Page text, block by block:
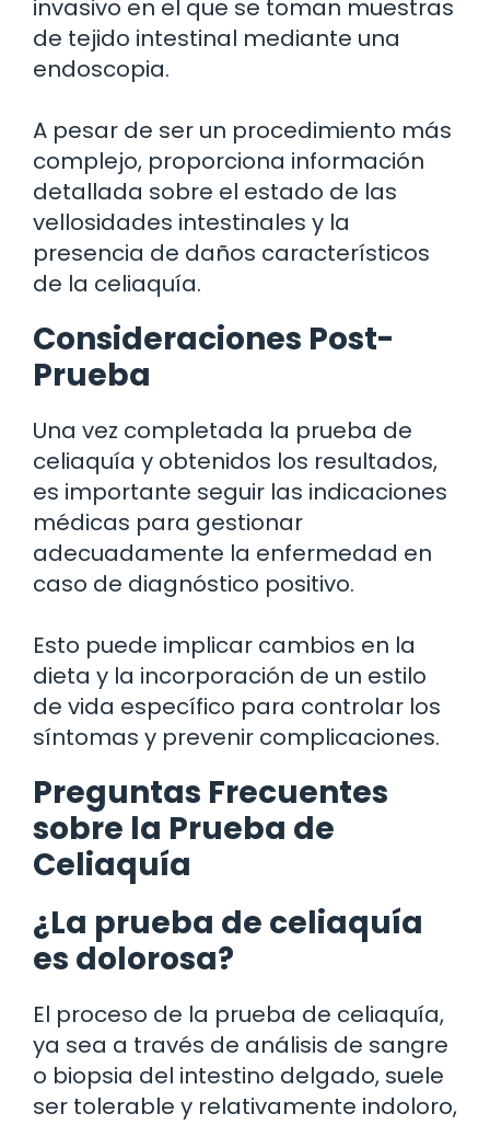
invasivo en el que se toman muestras
de tejido intestinal mediante una
endoscopia.
A pesar de ser un procedimiento más
complejo, proporciona información
detallada sobre el estado de las
vellosidades intestinales y la
presencia de daños característicos
de la celiaquía.
Consideraciones Post-
Prueba
Una vez completada la prueba de
celiaquía y obtenidos los resultados,
es importante seguir las indicaciones
médicas para gestionar
adecuadamente la enfermedad en
caso de diagnóstico positivo.
Esto puede implicar cambios en la
dieta y la incorporación de un estilo
de vida específico para controlar los
síntomas y prevenir complicaciones.
Preguntas Frecuentes
sobre la Prueba de
Celiaquía
¿La prueba de celiaquía
es dolorosa?
El proceso de la prueba de celiaquía,
ya sea a través de análisis de sangre
o biopsia del intestino delgado, suele
ser tolerable y relativamente indoloro,